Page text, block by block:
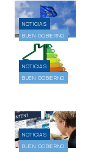
NOTICIAS
BUEN GOBIERNO
NOTICIAS
BUEN GOBIERNO
NOTICIAS
BUEN GOBIERNO